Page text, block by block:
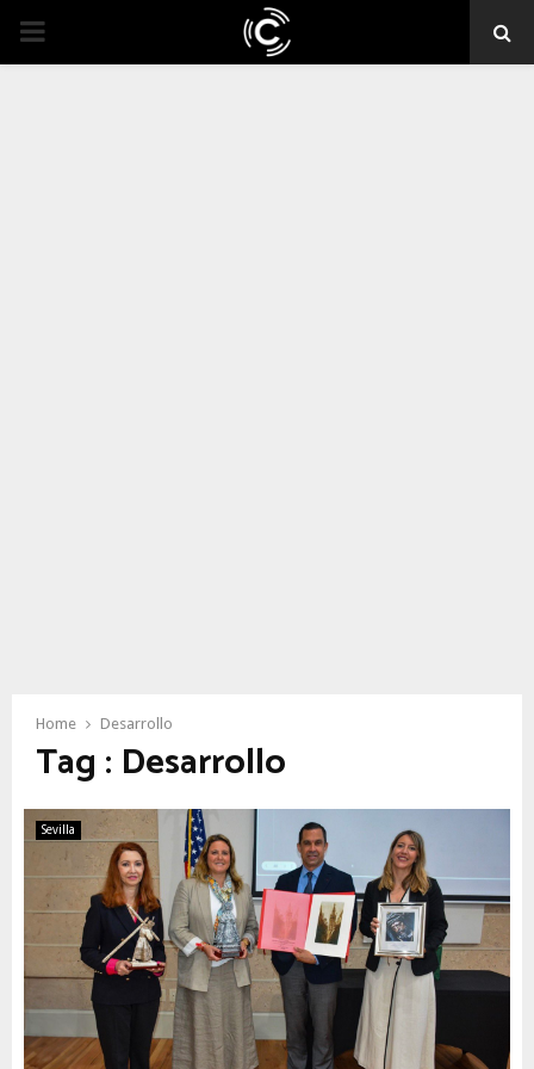
PRIMARY
Home Desarrollo
Tag : Desarrollo
Sevilla